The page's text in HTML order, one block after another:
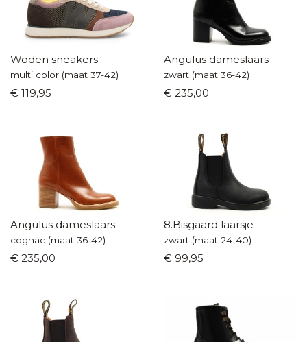
Woden sneakers
multi color (maat 37-42)
€ 119,95
Angulus dameslaars
zwart (maat 36-42)
€ 235,00
Angulus dameslaars
cognac (maat 36-42)
€ 235,00
8.Bisgaard laarsje
zwart (maat 24-40)
€ 99,95